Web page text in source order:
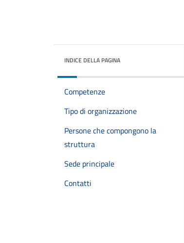
INDICE DELLA PAGINA
Competenze
Tipo di organizzazione
Persone che compongono la
struttura
Sede principale
Contatti